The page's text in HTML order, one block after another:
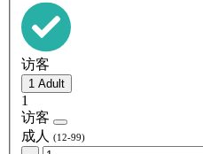
访客
1
访客
成人
(12-99)